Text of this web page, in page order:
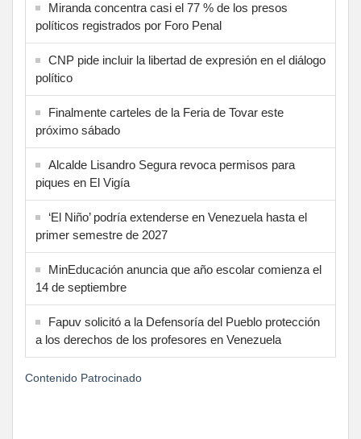
Miranda concentra casi el 77 % de los presos
políticos registrados por Foro Penal
CNP pide incluir la libertad de expresión en el diálogo
político
Finalmente carteles de la Feria de Tovar este
próximo sábado
Alcalde Lisandro Segura revoca permisos para
piques en El Vigía
‘El Niño’ podría extenderse en Venezuela hasta el
primer semestre de 2027
MinEducación anuncia que año escolar comienza el
14 de septiembre
Fapuv solicitó a la Defensoría del Pueblo protección
a los derechos de los profesores en Venezuela
Contenido Patrocinado